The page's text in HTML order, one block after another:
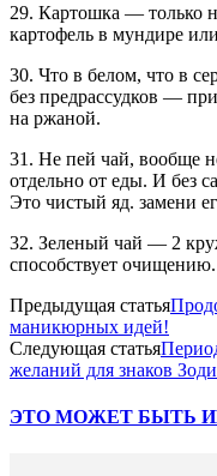
29. Картошка — только
картофель в мундире
30. Что в белом, что в
без предрассудков —
на ржаной.
31. Не пей чай, вообще
отдельно от еды. И без
Это чистый яд. замени
32. Зеленый чай — 2
способствует очищению.
Предыдущая статья
маникюрных идей!
Следующая статья
желаний для знаков
ЭТО МОЖЕТ БЫТЬ